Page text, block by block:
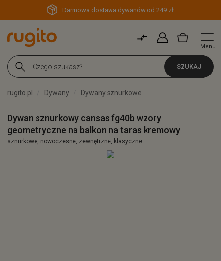
Darmowa dostawa dywanów od 249 zł
Menu
SZUKAJ
rugito.pl Dywany Dywany sznurkowe
Dywan sznurkowy cansas fg40b wzory
geometryczne na balkon na taras kremowy
sznurkowe, nowoczesne, zewnętrzne, klasyczne